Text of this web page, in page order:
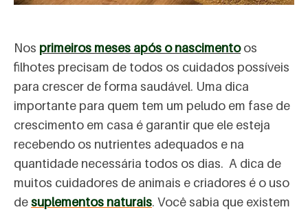
Nos primeiros meses após o nascimentoos
filhotes precisam de todos os cuidados possíveis
para crescer de forma saudável. Uma dica
importante para quem tem um peludo em fase de
crescimento em casa é garantir que ele esteja
recebendo os nutrientes adequados e na
quantidade necessária todos os dias. A dica de
muitos cuidadores de animais e criadores é o uso
desuplementos naturais. Você sabia que existem